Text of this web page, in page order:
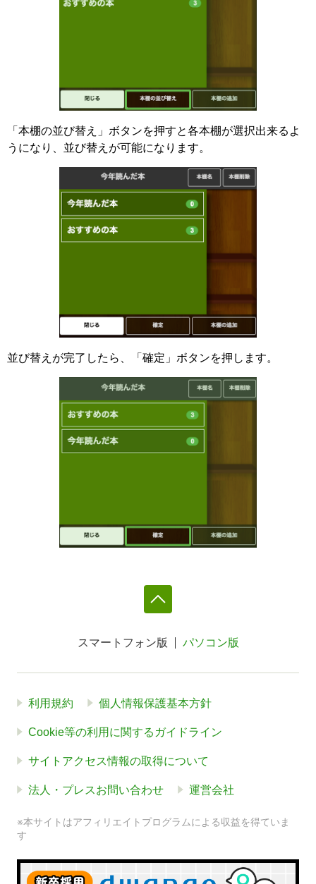
「本棚の並び替え」ボタンを押すと各本棚が選択出来るよ
うになり、並び替えが可能になります。
並び替えが完了したら、「確定」ボタンを押します。
スマートフォン版 パソコン版
利用規約 個人情報保護基本方針
Cookie等の利用に関するガイドライン
サイトアクセス情報の取得について
法人・プレスお問い合わせ 運営会社
※本サイトはアフィリエイトプログラムによる収益を得ていま
す